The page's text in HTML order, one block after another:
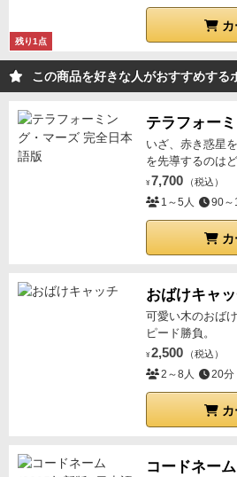
残り1点
カ
この商品を好きな人がおすすめする
テラフォー
いざ、赤き惑星
を先導するのは
¥ 7,700 （税込）
1～5人 90～
カ
おばけキャ
可愛い木のおば
ピード勝負。
¥ 2,500 （税込）
2～8人 20分
カ
コードネーム